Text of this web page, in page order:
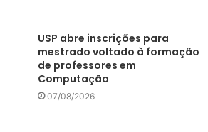
USP abre inscrições para
mestrado voltado à formação
de professores em
Computação
07/08/2026